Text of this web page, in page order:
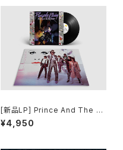
[新品LP] Prince And The R
evolution ? Purple Rain / プ
リンス／パープル・レイン
¥4,950